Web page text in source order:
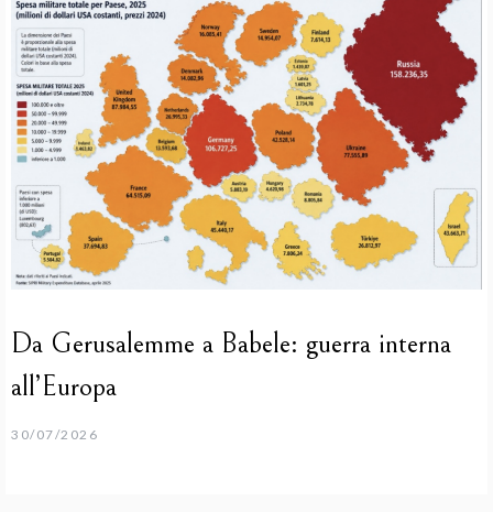
Da Gerusalemme a Babele: guerra interna
all’Europa
30/07/2026